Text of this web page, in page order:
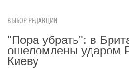
ВЫБОР РЕДАКЦИИ
"Пора убрать": в
ошеломлены ударом
Киеву